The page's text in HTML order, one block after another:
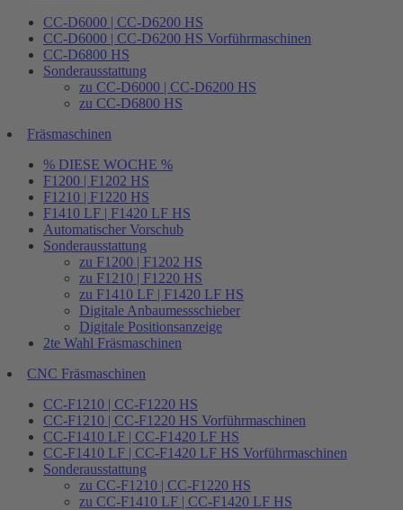
CC-D6000 | CC-D6200 HS
CC-D6000 | CC-D6200 HS Vorführmaschinen
CC-D6800 HS
Sonderausstattung
zu CC-D6000 | CC-D6200 HS
zu CC-D6800 HS
Fräsmaschinen
% DIESE WOCHE %
F1200 | F1202 HS
F1210 | F1220 HS
F1410 LF | F1420 LF HS
Automatischer Vorschub
Sonderausstattung
zu F1200 | F1202 HS
zu F1210 | F1220 HS
zu F1410 LF | F1420 LF HS
Digitale Anbaumessschieber
Digitale Positionsanzeige
2te Wahl Fräsmaschinen
CNC Fräsmaschinen
CC-F1210 | CC-F1220 HS
CC-F1210 | CC-F1220 HS Vorführmaschinen
CC-F1410 LF | CC-F1420 LF HS
CC-F1410 LF | CC-F1420 LF HS Vorführmaschinen
Sonderausstattung
zu CC-F1210 | CC-F1220 HS
zu CC-F1410 LF | CC-F1420 LF HS